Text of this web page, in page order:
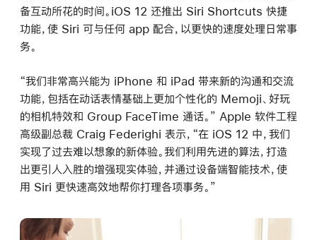
备互动所花的时间。iOS 12 还推出 Siri Shortcuts 快捷
功能，使 Siri 可与任何 app 配合，以更快的速度处理日常事
务。
“我们非常高兴能为 iPhone 和 iPad 带来新的沟通和交流
功能，包括在动话表情基础上更加个性化的 Memoji、好玩
的相机特效和 Group FaceTime 通话。” Apple 软件工程
高级副总裁 Craig Federighi 表示，“在 iOS 12 中，我们
实现了过去难以想象的新体验。我们利用先进的算法，打造
出更引人入胜的增强现实体验，并通过设备端智能技术，使
用 Siri 更快速高效地帮你打理各项事务。”